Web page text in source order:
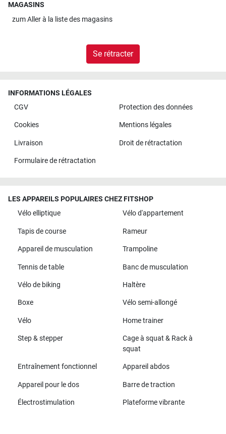
MAGASINS
zumAller à la liste des magasins
Se rétracter
INFORMATIONS LÉGALES
CGV
Protection des données
Cookies Mentions légales
Livraison Droit de rétractation
Formulaire de rétractation
LES APPAREILS POPULAIRES CHEZ FITSHOP
Vélo elliptique
Vélo d'appartement
Tapis de course Rameur
Appareil de musculation Trampoline
Tennis de table Banc de musculation
Vélo de biking Haltère
Boxe Vélo semi-allongé
Vélo Home trainer
Step & stepper
Cage à squat & Rack à
squat
Entraînement fonctionnel Appareil abdos
Appareil pour le dos Barre de traction
Électrostimulation Plateforme vibrante